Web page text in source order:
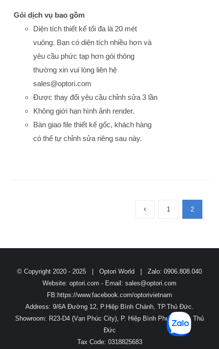
Gói dịch vụ bao gồm
Diện tích thiết kế tối đa là 20 mét
vuông. Bạn có diện tích nhiều hơn và
yêu cầu phức tạp hơn gói thông
thường xin vui lòng liên hệ
sales@optori.com
Được thay đổi yêu cầu chỉnh sửa 3 lần
Không giới hạn hình ảnh render.
Bàn giao file thiết kế gốc, khách hàng
có thể tự chỉnh sửa riêng sau này.
1 2
© Copyright 2020 - 2025 | Optori World | Zalo: 0906.808.040
Website: optori.com - Email: sales@optori.com
FB:https://www.facebook.com/optorivietnam
Address: 9/6A Đường 12, P.Hiệp Bình Chánh, TP.Thủ Đức.
Showroom: R23-D4 (Vạn Phúc City), P. Hiệp Bình Phước, TP. Thủ
Đức
Tax Code: 0318825683